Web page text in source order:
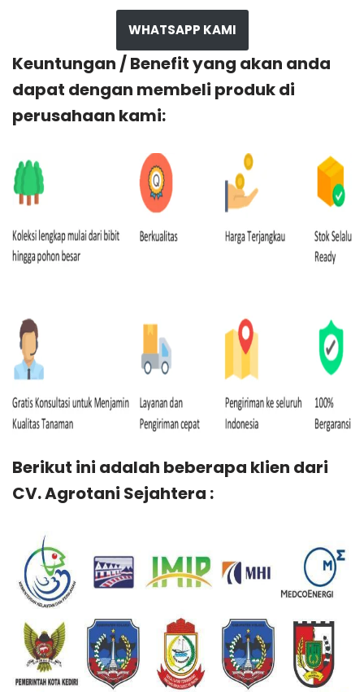
WHATSAPP KAMI
Keuntungan / Benefit yang akan anda
dapat dengan membeli produk di
perusahaan kami:
Berikut ini adalah beberapa klien dari
CV. Agrotani Sejahtera :